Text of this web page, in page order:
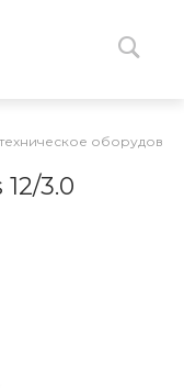
3.0